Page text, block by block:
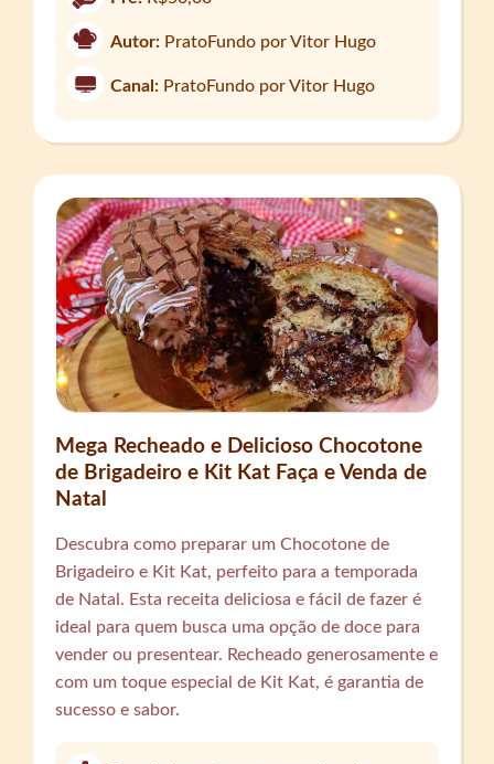
Autor: PratoFundo por Vitor Hugo
Canal: PratoFundo por Vitor Hugo
Mega Recheado e Delicioso Chocotone
de Brigadeiro e Kit Kat Faça e Venda de
Natal
Descubra como preparar um Chocotone de
Brigadeiro e Kit Kat, perfeito para a temporada
de Natal. Esta receita deliciosa e fácil de fazer é
ideal para quem busca uma opção de doce para
vender ou presentear. Recheado generosamente e
com um toque especial de Kit Kat, é garantia de
sucesso e sabor.